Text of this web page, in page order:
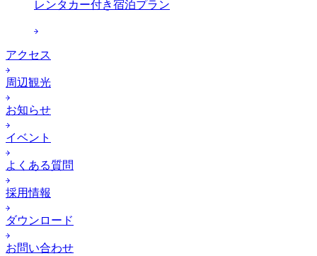
レンタカー付き宿泊プラン
アクセス
周辺観光
お知らせ
イベント
よくある質問
採用情報
ダウンロード
お問い合わせ